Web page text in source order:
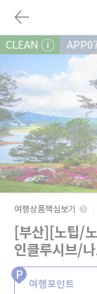
CLEAN
여행상품핵심보기
[부산][노팁/
인클루시브/
여행포인트